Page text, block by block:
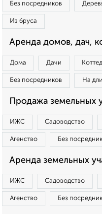
Без посредников
Из бруса
Аренда домов, дач,
Дома Дачи
Без посредников На
Продажа земельных
ИЖС Садоводство
Агенство Без
Аренда земельных
ИЖС Садоводство
Агенство Без